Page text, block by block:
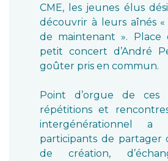
CME, les jeunes élus
découvrir à leurs aînés
de maintenant ». Place
petit concert d’André
goûter pris en commun.
Point d’orgue de ces
répétitions et
intergénérationnel a
participants de partager
de création,